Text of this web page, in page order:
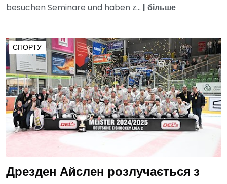
besuchen Seminare und haben z... | більше
СПОРТУ
Дрезден Айслен розлучається з